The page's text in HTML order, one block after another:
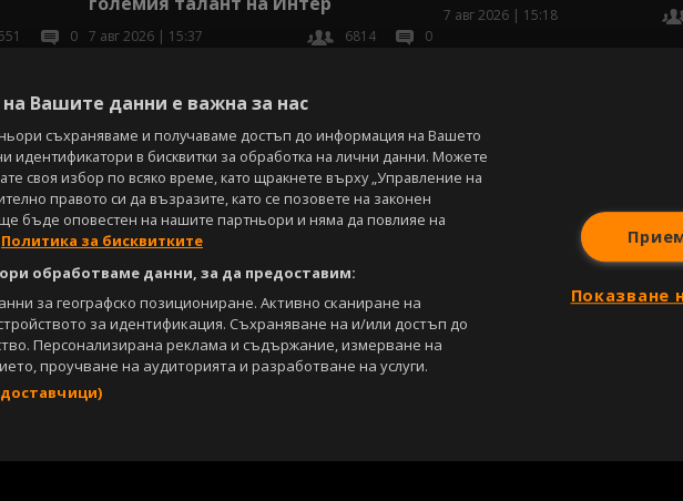
0 7 авг 2026 | 15:37 6814 0
7 авг 2026 | 15:18
Вашите данни е важна за нас
съхраняваме и получаваме достъп до информация на Вашето
идентификатори в бисквитки за обработка на лични данни. Можете
своя избор по всяко време, като щракнете върху „Управление на
правото си да възразите, като се позовете на законен
бъде оповестен на нашите партньори и няма да повлияе на
Политика за бисквитките
обработваме данни, за да предоставим:
за географско позициониране. Активно сканиране на
за идентификация. Съхраняване на и/или достъп до
Персонализирана реклама и съдържание, измерване на
проучване на аудиторията и разработване на услуги.
Показване